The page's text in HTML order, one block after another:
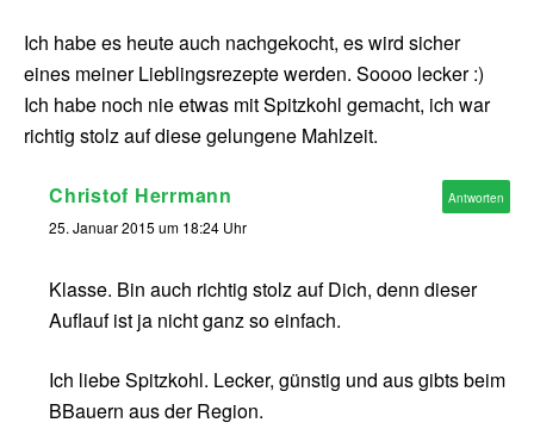
Ich habe es heute auch nachgekocht, es wird sicher
eines meiner Lieblingsrezepte werden. Soooo lecker :)
Ich habe noch nie etwas mit Spitzkohl gemacht, ich war
richtig stolz auf diese gelungene Mahlzeit.
Christof Herrmann
25. Januar 2015 um 18:24 Uhr
Klasse. Bin auch richtig stolz auf Dich, denn dieser
Auflauf ist ja nicht ganz so einfach.
Ich liebe Spitzkohl. Lecker, günstig und aus gibts beim
BBauern aus der Region.
Antworten